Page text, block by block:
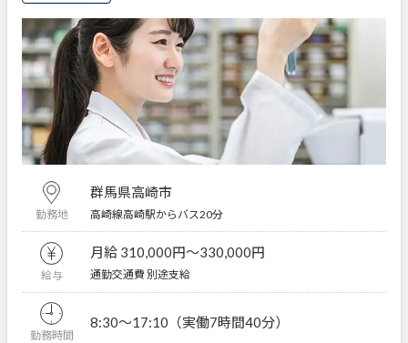
勤務地
群馬県高崎市
高崎線高崎駅からバス20分
給与
月給 310,000円〜330,000円
通勤交通費 別途支給
勤務時間
8:30～17:10（実働7時間40分）